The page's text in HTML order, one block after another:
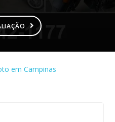
em Campinas